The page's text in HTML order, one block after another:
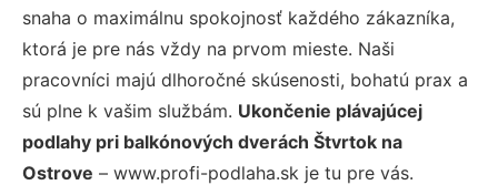
snaha o maximálnu spokojnosť každého zákazníka,
ktorá je pre nás vždy na prvom mieste. Naši
pracovníci majú dlhoročné skúsenosti, bohatú prax a
sú plne k vašim službám. Ukončenie plávajúcej
podlahy pri balkónových dverách Štvrtok na
Ostrove – www.profi-podlaha.sk je tu pre vás.